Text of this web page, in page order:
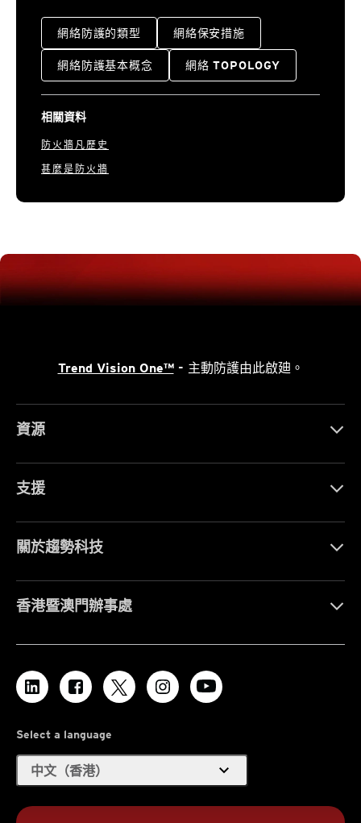
網絡防護的類型 網絡保安措施
網絡防護基本概念 網絡 TOPOLOGY
相關資料
防火牆凡歷史
甚麼是防火牆
Trend Vision One™- 主動防護由此啟廸。
資源
支援
關於趨勢科技
香港暨澳門辦事處
Select a language
中文（香港） expand_more